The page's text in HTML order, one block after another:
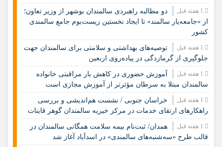
دو مطالبه راهبردی سالمندان بوشهر از وزیر تعاون؛
از «جامعه‌یار سالمند» تا ایجاد نخستین زیست‌بوم جامع سالمندی
کشور
️توصیه‌های بهداشتی و سلامتی برای سالمندان جهت
جلوگیری از گرمازدگی در پیاده‌روی اربعین
آموزش حضوری در کاهش بار مراقبتی خانواده
سالمندان مبتلا به سرطان مؤثرتر از آموزش مجازی است
خراسان جنوبی / نشست هم‌اندیشی و بررسی
راهکارهای ارتقای خدمات در مرکز خیریه سالمندان گوهر قاینات
همدان/ ثبت‌نام بیمه سلامت همگانی سالمندان در
قالب طرح «سه‌شنبه‌های سالمندی» در اسدآباد آغاز شد